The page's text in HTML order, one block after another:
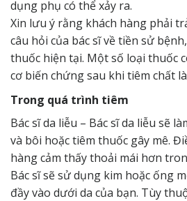
dụng phụ có thể xảy ra.
Xin lưu ý rằng khách hàng phải
câu hỏi của bác sĩ về tiền sử
thuốc hiện tại. Một số loại thuốc
cơ biến chứng sau khi tiêm chất
Trong quá trình tiêm
Bác sĩ da liễu – Bác sĩ da liễu sẽ
và bôi hoặc tiêm thuốc gây mê.
hàng cảm thấy thoải mái hơn
Bác sĩ sẽ sử dụng kim hoặc ống
đầy vào dưới da của bạn. Tùy